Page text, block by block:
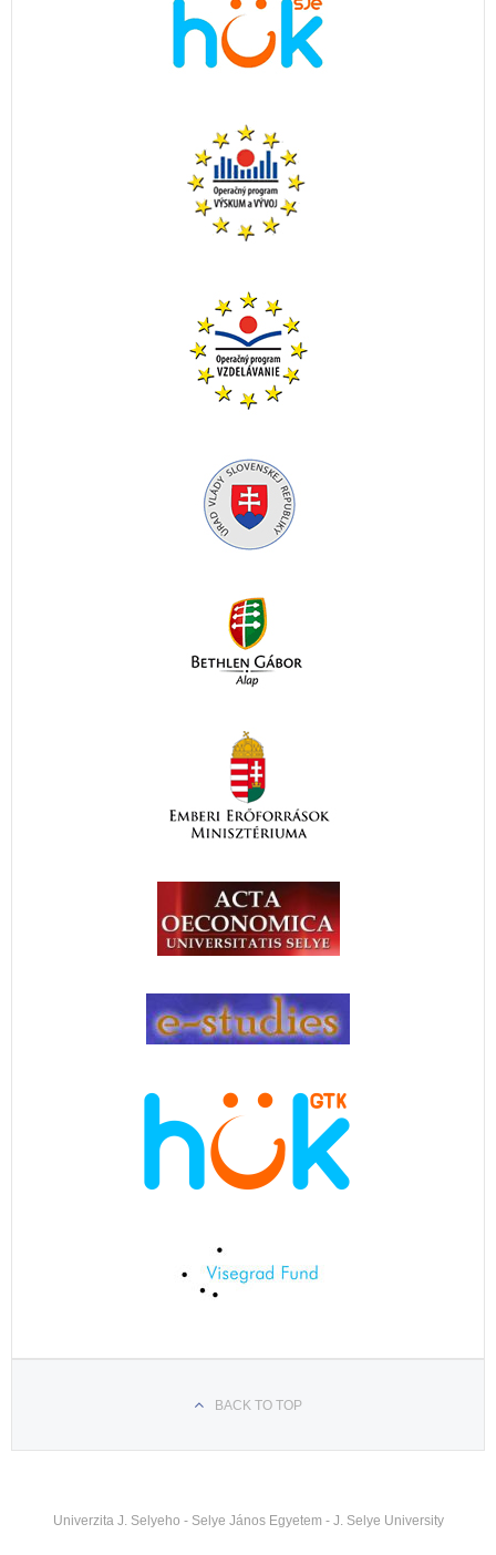
BACK TO TOP
Univerzita J. Selyeho - Selye János Egyetem - J. Selye University